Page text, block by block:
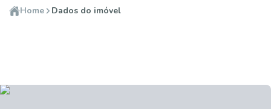
Home Dados do imóvel